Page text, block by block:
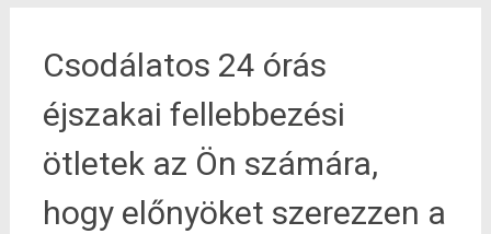
Csodálatos 24 órás
éjszakai fellebbezési
ötletek az Ön számára,
hogy előnyöket szerezzen a